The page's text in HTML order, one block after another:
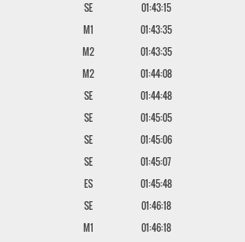
SE
01:43:15
M1
01:43:35
M2
01:43:35
M2 01:44:08
SE
01:44:48
SE
01:45:05
SE
01:45:06
SE 01:45:07
ES
01:45:48
SE 01:46:18
M1 01:46:18